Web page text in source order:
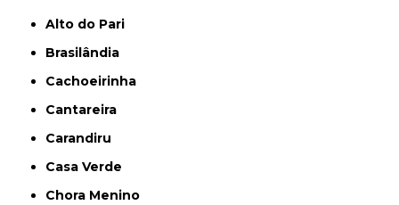
Alto do Pari
Brasilândia
Cachoeirinha
Cantareira
Carandiru
Casa Verde
Chora Menino